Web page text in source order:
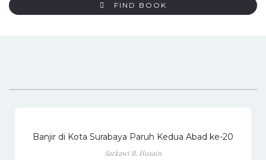
FIND BOOK
Banjir di Kota Surabaya Paruh Kedua Abad ke-20
Sarkawi B. Husain